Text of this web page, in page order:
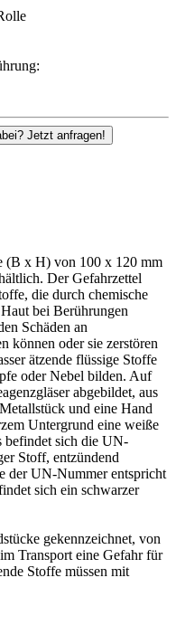
Material, Größe oder Ausführung nicht dabei? Jetzt anfragen!
(B x H) von 100 x 120 mm
Der Gefahrzettel
die durch chemische
bei Berührungen
Schäden an
können oder sie zerstören
ätzende flüssige Stoffe
oder Nebel bilden. Auf
abgebildet, aus
und eine Hand
Untergrund eine weiße
befindet sich die UN-
Stoff, entzündend
der UN-Nummer entspricht
sich ein schwarzer
gekennzeichnet, von
Transport eine Gefahr für
Stoffe müssen mit